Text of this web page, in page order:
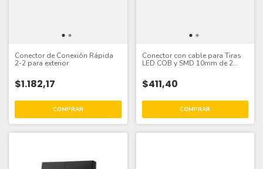
Conector de Conexión Rápida
2-2 para exterior
$1.182,17
Conector con cable para Tiras
LED COB y SMD 10mm de 2
$411,40